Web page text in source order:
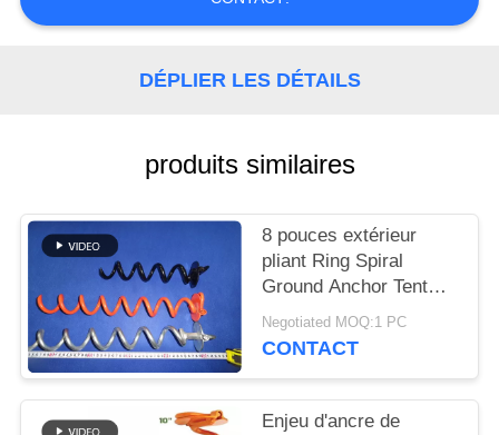
CITATION
PRIVACY
POLICY
DÉPLIER LES DÉTAILS
produits similaires
8 pouces extérieur
pliant Ring Spiral
Ground Anchor Tent
jalonnent résistant
Negotiated MOQ:1 PC
CONTACT
Enjeu d'ancre de